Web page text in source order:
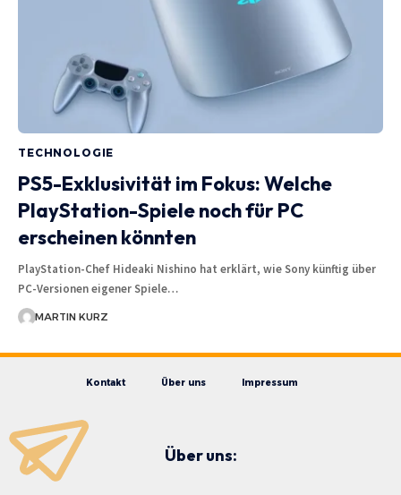
TECHNOLOGIE
PS5-Exklusivität im Fokus: Welche
PlayStation-Spiele noch für PC
erscheinen könnten
PlayStation-Chef Hideaki Nishino hat erklärt, wie Sony künftig über
PC-Versionen eigener Spiele…
MARTIN KURZ
Kontakt Über uns Impressum
Über uns: